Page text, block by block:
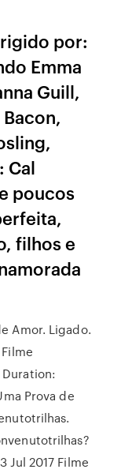
por:
Emma
Guill,
Cal
poucos
filhos e
Amor. Ligado.
Prova de
Jul 2017 Filme